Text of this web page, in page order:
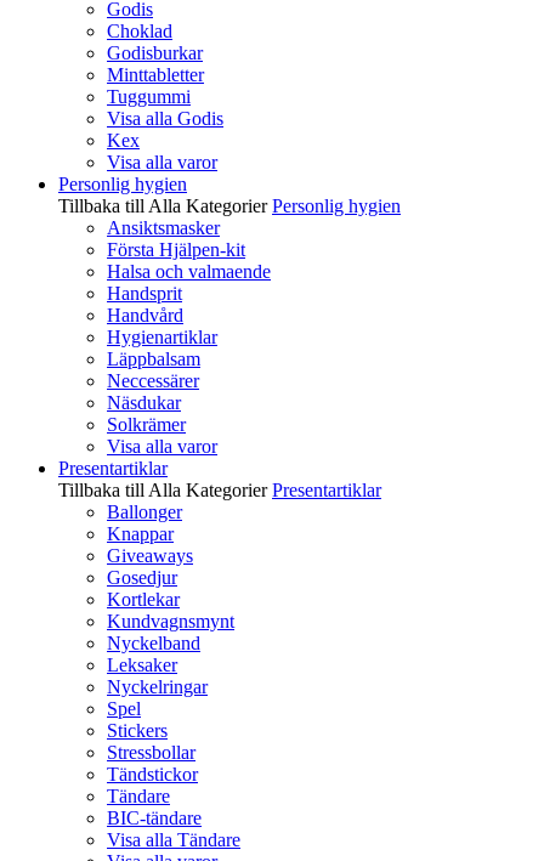
Godis
Choklad
Godisburkar
Minttabletter
Tuggummi
Visa alla Godis
Kex
Visa alla varor
Personlig hygien
Tillbaka till Alla Kategorier Personlig hygien
Ansiktsmasker
Första Hjälpen-kit
Halsa och valmaende
Handsprit
Handvård
Hygienartiklar
Läppbalsam
Neccessärer
Näsdukar
Solkrämer
Visa alla varor
Presentartiklar
Tillbaka till Alla Kategorier Presentartiklar
Ballonger
Knappar
Giveaways
Gosedjur
Kortlekar
Kundvagnsmynt
Nyckelband
Leksaker
Nyckelringar
Spel
Stickers
Stressbollar
Tändstickor
Tändare
BIC-tändare
Visa alla Tändare